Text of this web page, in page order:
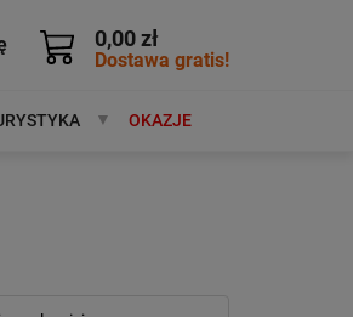
0,00 zł
Dostawa gratis!
MARKIOKAZJE